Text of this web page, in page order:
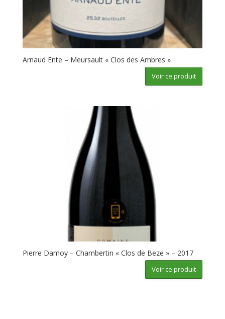
Arnaud Ente – Meursault « Clos des Ambres »
Voir ce produit
Pierre Damoy – Chambertin « Clos de Beze » – 2017
Voir ce produit